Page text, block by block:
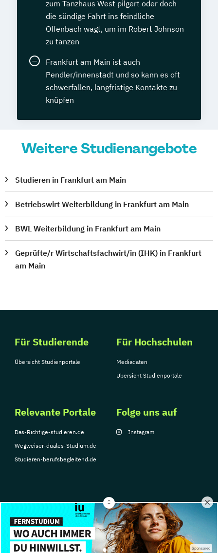
Sponsored
zum Tanzhaus West pilgert oder doch
die sündige Fahrt ins feindliche
Offenbach wagt, um im Robert Johnson
zu tanzen
Frankfurt am Main ist auch
Pendler/innenstadt und so kann es oft
schwerfallen, langfristige Kontakte zu
knüpfen
Weitere Studienangebote
Studieren in Frankfurt am Main
Betriebswirt Weiterbildung in Frankfurt am Main
BWL Weiterbildung in Frankfurt am Main
Geprüfte/r Wirtschaftsfachwirt/in (IHK) in Frankfurt
am Main
Für Studierende
Übersicht Studienportale
Für Hochschulen
Mediadaten
Übersicht Studienportale
Relevante Portale
Das-Richtige-studieren.de
Wegweiser-duales-Studium.de
Studieren-berufsbegleitend.de
Folge uns auf
Instagram
© Copyright 2026, TarGroup Media GmbH
Impressum
Datenschutzerklärung Nutzungsbedingungen